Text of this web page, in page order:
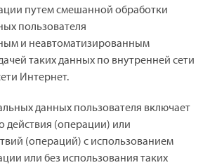
путем смешанной обработки
пользователя
и неавтоматизированным
таких данных по внутренней сети
Интернет.
данных пользователя включает
действия (операции) или
(операций) с использованием
или без использования таких